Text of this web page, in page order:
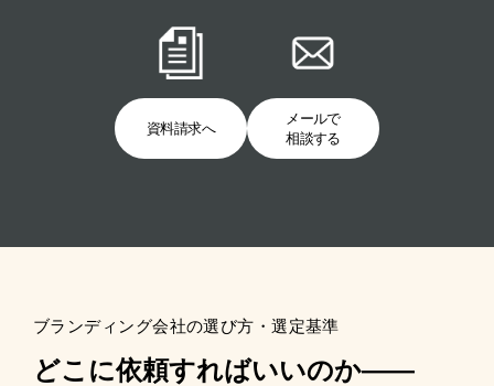
資料請求へ
メールで
相談する
ブランディング会社の選び方・選定基準
どこに依頼すればいいのか——